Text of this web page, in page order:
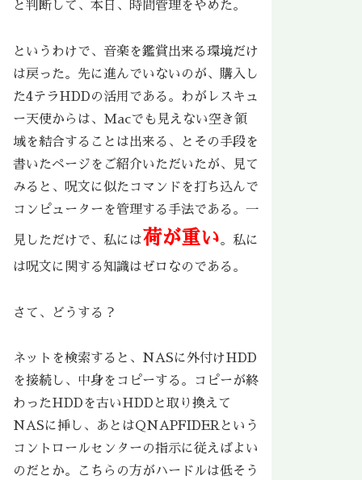
と判断して、本日、時間管理をやめた。
というわけで、音楽を鑑賞出来る環境だけ
は戻った。先に進んでいないのが、購入し
た4テラHDDの活用である。わがレスキュ
ー天使からは、Macでも見えない空き領
域を結合することは出来る、とその手段を
書いたページをご紹介いただいたが、見て
みると、呪文に似たコマンドを打ち込んで
コンピューターを管理する手法である。一
見しただけで、私には荷が重い。私に
は呪文に関する知識はゼロなのである。
さて、どうする？
ネットを検索すると、NASに外付けHDD
を接続し、中身をコピーする。コピーが終
わったHDDを古いHDDと取り換えて
NASに挿し、あとはQNAPFIDERという
コントロールセンターの指示に従えばよい
のだとか。こちらの方がハードルは低そう